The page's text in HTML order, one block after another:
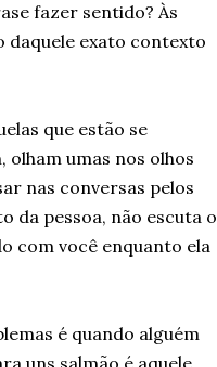
fazer sentido? Às
daquele exato contexto
que estão se
umas nos olhos
nas conversas pelos
da pessoa, não escuta o
com você enquanto ela
é quando alguém
uns salmão é aquele